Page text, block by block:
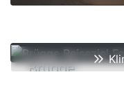
Brügge